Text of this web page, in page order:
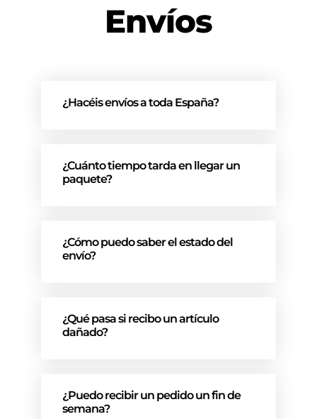
Envíos
¿Hacéis envíos a toda España?
¿Cuánto tiempo tarda en llegar un
paquete?
¿Cómo puedo saber el estado del
envío?
¿Qué pasa si recibo un artículo
dañado?
¿Puedo recibir un pedido un fin de
semana?